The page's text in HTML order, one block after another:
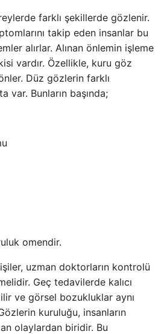
farklı şekillerde gözlenir.
takip eden insanlar bu
alırlar. Alınan önlemin işleme
vardır. Özellikle, kuru göz
Düz gözlerin farklı
var. Bunların başında;
omendir.
uzman doktorların kontrolü
Geç tedavilerde kalıcı
ve görsel bozukluklar aynı
kuruluğu, insanların
olaylardan biridir. Bu